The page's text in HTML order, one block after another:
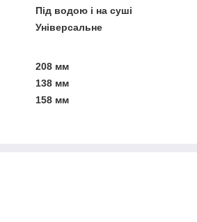
Під водою і на суші
Універсальне
208 мм
138 мм
158 мм